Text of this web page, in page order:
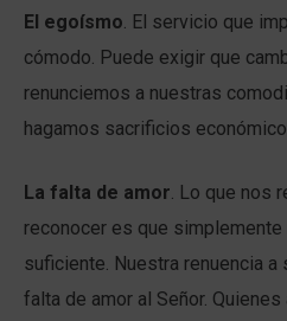
El egoísmo. El servicio que
cómodo. Puede exigir que
renunciemos a nuestras
hagamos sacrificios
La falta de amor. Lo que nos
reconocer es que
suficiente. Nuestra renuencia a
falta de amor al Señor.